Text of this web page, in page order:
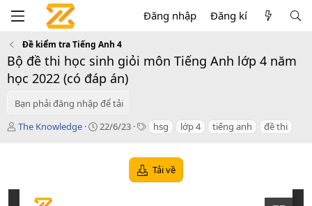
Đăng nhập Đăng kí
Đề kiểm tra Tiếng Anh 4
Bộ đề thi học sinh giỏi môn Tiếng Anh lớp 4 năm
học 2022 (có đáp án)
Bạn phải đăng nhập để tải
T
ả
The Knowledge
C
22/6/23
T hsg lớp 4 tiếng anh đề thi
Tải về